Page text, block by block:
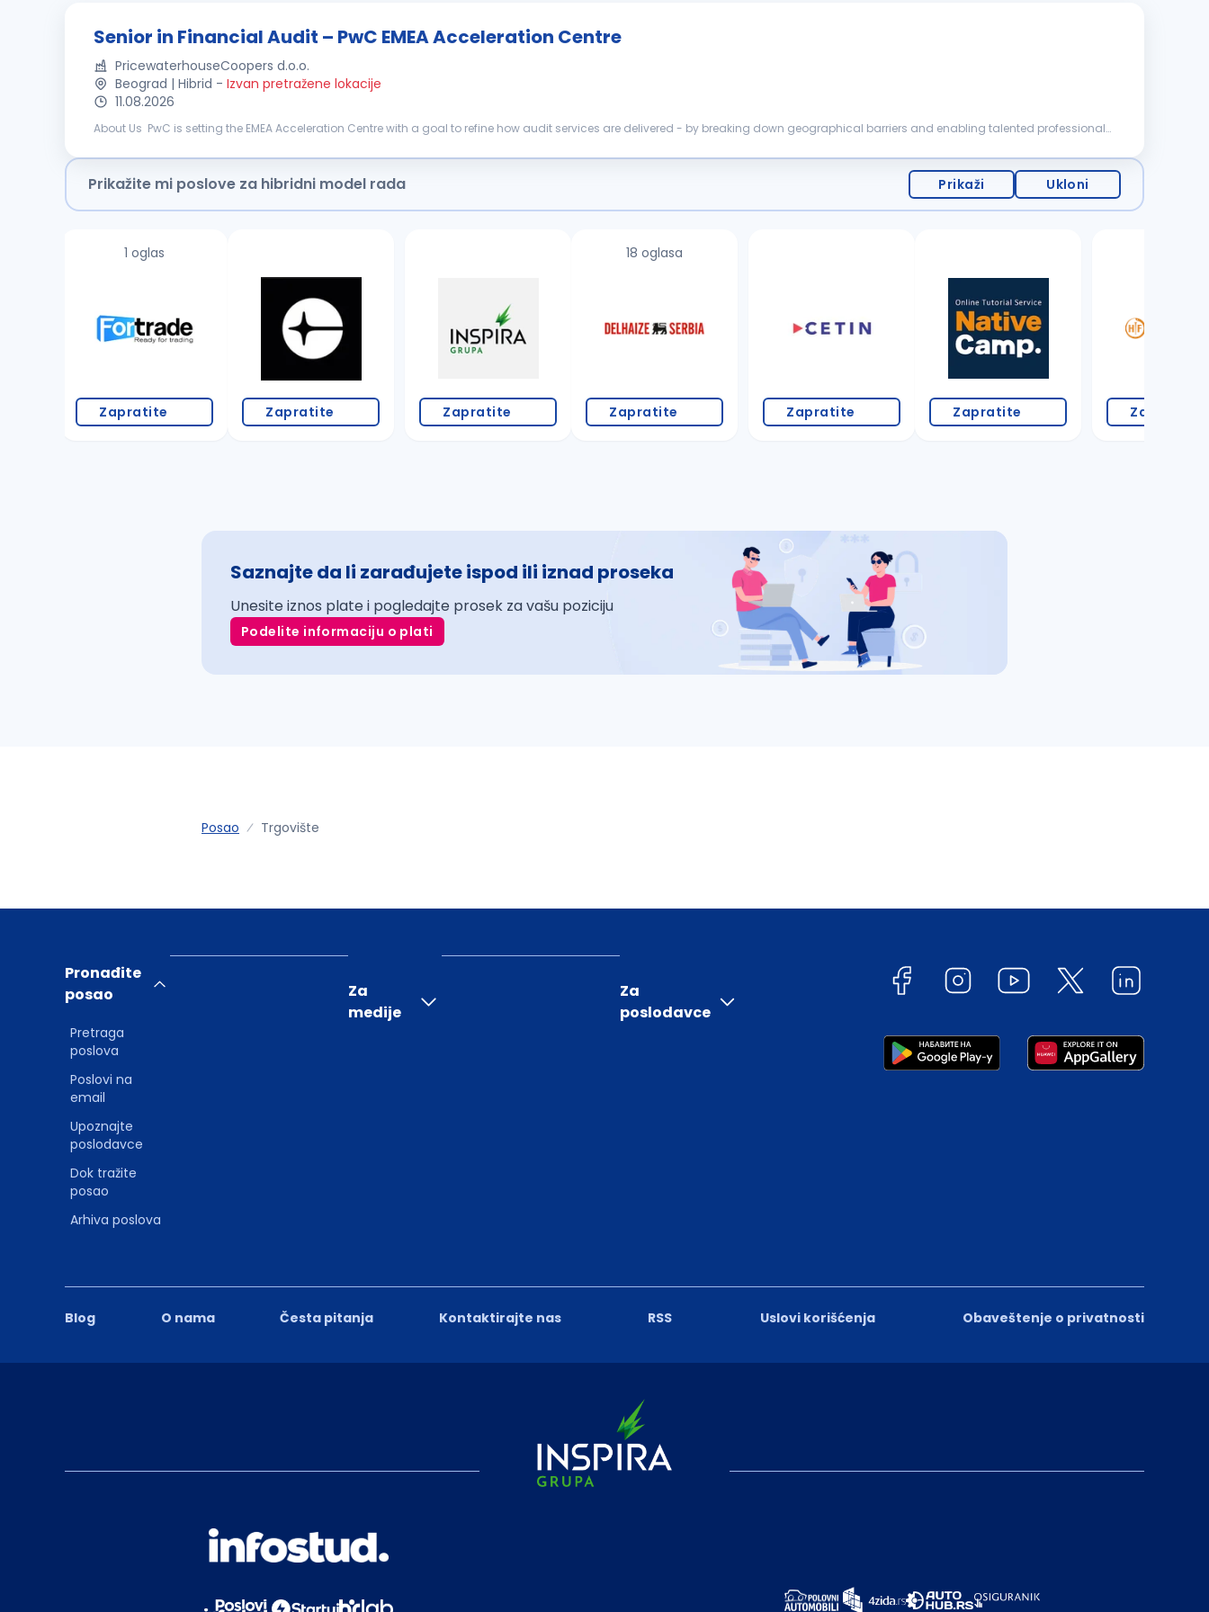
Senior in Financial Audit – PwC EMEA Acceleration Centre
PricewaterhouseCoopers d.o.o.
Beograd | Hibrid - Izvan pretražene lokacije
11.08.2026
About Us PwC is setting the EMEA Acceleration Centre with a goal to refine how audit services are delivered - by breaking down geographical barriers and enabling talented professionals
Prikažite mi poslove za hibridni model rada Prikaži Ukloni
1 oglas
Zapratite Zapratite Zapratite
18 oglasa
Zapratite Zapratite Zapratite Zapratite
Saznajte da li zarađujete ispod ili iznad proseka
Unesite iznos plate i pogledajte prosek za vašu poziciju
Podelite informaciju o plati
Posao Trgovište
Blog O nama Česta pitanja Kontaktirajte nas RSS Uslovi korišćenja Obaveštenje o privatnosti
Pronađite
posao
Pretraga
poslova
Poslovi na
email
Upoznajte
poslodavce
Dok tražite
posao
Arhiva poslova
Za
medije
Za
poslodavce